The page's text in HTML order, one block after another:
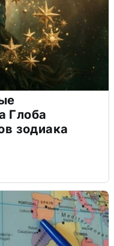
Глоба
зодиака